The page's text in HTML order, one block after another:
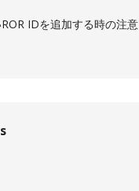
IDを追加する時の注意